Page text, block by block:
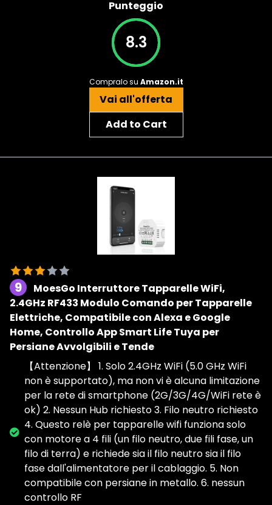
Punteggio
8.3
Compralo su Amazon.it
Vai all'offerta
Add to Cart
9
MoesGo Interruttore Tapparelle WiFi,
2.4GHz RF433 Modulo Comando per Tapparelle
Elettriche, Compatibile con Alexa e Google
Home, Controllo App Smart Life Tuya per
Persiane Avvolgibili e Tende
【Attenzione】 1. Solo 2.4GHz WiFi (5.0 GHz WiFi
non è supportato), ma non vi è alcuna limitazione
per la rete di smartphone (2G/3G/4G/WiFi rete è
ok) 2. Nessun Hub richiesto 3. Filo neutro richiesto
4. Questo relè per tapparelle wifi funziona solo
con motore a 4 fili (un filo neutro, due fili fase, un
filo di terra) e richiede sia il filo neutro sia il filo
fase dall'alimentatore per il cablaggio. 5. Non
compatibile con persiane in metallo. 6. nessun
controllo RF